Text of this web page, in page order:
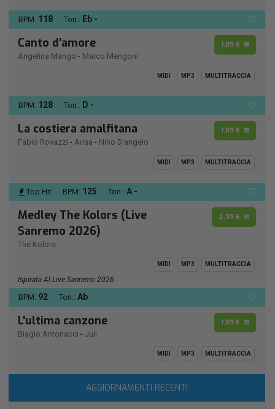
BPM: 118 Ton.: Eb -
Canto d'amore
Angelina Mango - Marco Mengoni
1,89 €
MIDI MP3 MULTITRACCIA
BPM: 128 Ton.: D -
La costiera amalfitana
Fabio Rovazzi - Arisa - Nino D'angelo
1,89 €
MIDI MP3 MULTITRACCIA
Top Hit BPM: 125 Ton.: A -
Medley The Kolors (Live
Sanremo 2026)
The Kolors
2,99 €
MIDI MP3 MULTITRACCIA
Ispirata Al Live Sanremo 2026
BPM: 92 Ton.: Ab
L'ultima canzone
Biagio Antonacci - Juli
1,89 €
MIDI MP3 MULTITRACCIA
AGGIORNAMENTI RECENTI